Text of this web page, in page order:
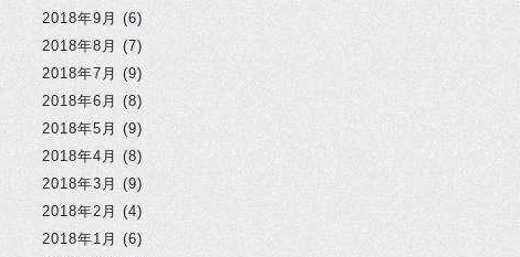
2018年9月 (6)
2018年8月 (7)
2018年7月 (9)
2018年6月 (8)
2018年5月 (9)
2018年4月 (8)
2018年3月 (9)
2018年2月 (4)
2018年1月 (6)